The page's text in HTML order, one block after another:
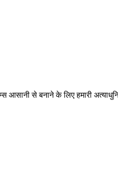
आसानी से बनाने के लिए हमारी